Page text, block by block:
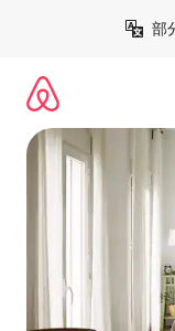
部